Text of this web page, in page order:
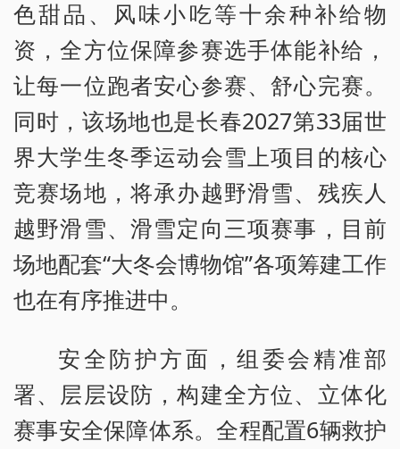
色甜品、风味小吃等十余种补给物
资，全方位保障参赛选手体能补给，
让每一位跑者安心参赛、舒心完赛。
同时，该场地也是长春2027第33届世
界大学生冬季运动会雪上项目的核心
竞赛场地，将承办越野滑雪、残疾人
越野滑雪、滑雪定向三项赛事，目前
场地配套“大冬会博物馆”各项筹建工作
也在有序推进中。
安全防护方面，组委会精准部
署、层层设防，构建全方位、立体化
赛事安全保障体系。全程配置6辆救护